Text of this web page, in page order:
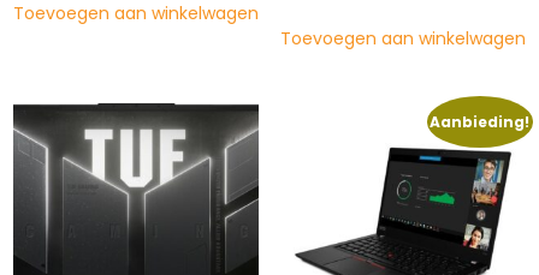
Toevoegen aan winkelwagen
Toevoegen aan winkelwagen
Aanbieding!